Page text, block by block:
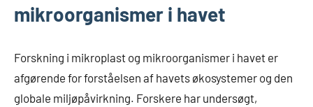
mikroorganismer i havet
Forskning i mikroplast og mikroorganismer i havet er
afgørende for forståelsen af havets økosystemer og den
globale miljøpåvirkning. Forskere har undersøgt,